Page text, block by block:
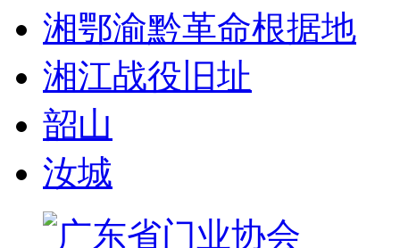
湘鄂渝黔革命根据地
湘江战役旧址
韶山
汝城